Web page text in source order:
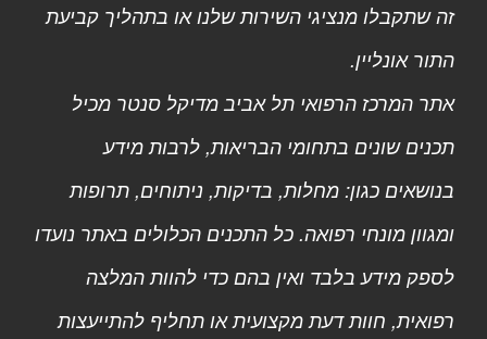
זה שתקבלו מנציגי השירות שלנו או בתהליך קביעת
התור אונליין.
אתר המרכז הרפואי תל אביב מדיקל סנטר מכיל
תכנים שונים בתחומי הבריאות, לרבות מידע
בנושאים כגון: מחלות, בדיקות, ניתוחים, תרופות
ומגוון מונחי רפואה. כל התכנים הכלולים באתר נועדו
לספק מידע בלבד ואין בהם כדי להוות המלצה
רפואית, חוות דעת מקצועית או תחליף להתייעצות